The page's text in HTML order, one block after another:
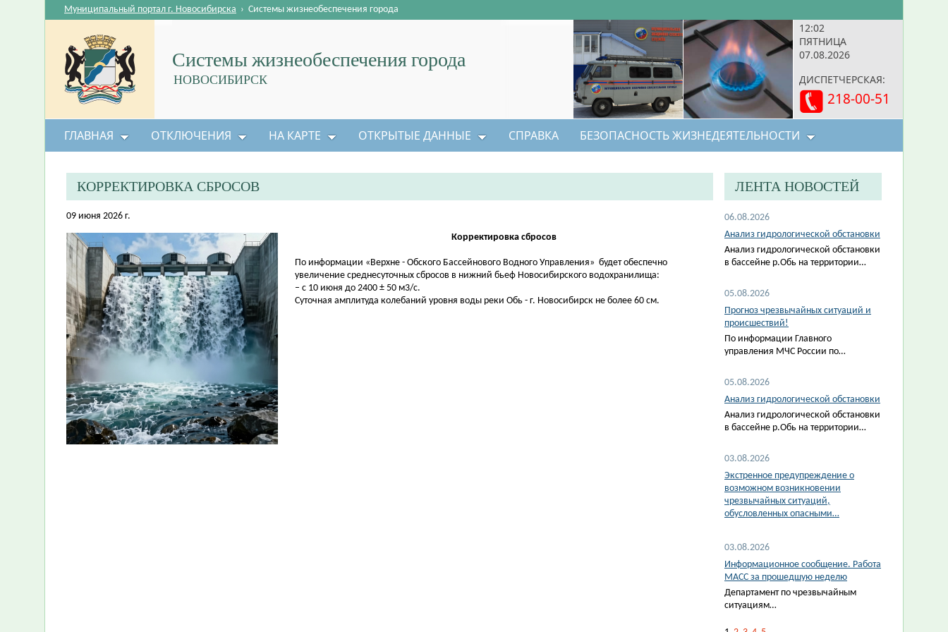
12:02
ПЯТНИЦА
07.08.2026
ДИСПЕТЧЕРСКАЯ:
218-00-51
Системы жизнеобеспечения города
НОВОСИБИРСК
Муниципальный портал г. Новосибирска › Системы жизнеобеспечения города
ГЛАВНАЯ ОТКЛЮЧЕНИЯ НА КАРТЕ ОТКРЫТЫЕ ДАННЫЕ СПРАВКА БЕЗОПАСНОСТЬ ЖИЗНЕДЕЯТЕЛЬНОСТИ
КОРРЕКТИРОВКА СБРОСОВ
09 июня 2026 г.
Корректировка сбросов
По информации «Верхне - Обского Бассейнового Водного Управления» будет обеспечно
увеличение среднесуточных сбросов в нижний бьеф Новосибирского водохранилища:
– с 10 июня до 2400 ± 50 м3/с.
Суточная амплитуда колебаний уровня воды реки Обь - г. Новосибирск не более 60 см.
ЛЕНТА НОВОСТЕЙ
06.08.2026
Анализ гидрологической обстановки
Анализ гидрологической обстановки
в бассейне р.Обь на территории…
05.08.2026
Прогноз чрезвычайных ситуаций и
происшествий!
По информации Главного
управления МЧС России по…
05.08.2026
Анализ гидрологической обстановки
Анализ гидрологической обстановки
в бассейне р.Обь на территории…
03.08.2026
Экстренное предупреждение о
возможном возникновении
чрезвычайных ситуаций,
обусловленных опасными…
03.08.2026
Информационное сообщение. Работа
МАСС за прошедшую неделю
Департамент по чрезвычайным
ситуациям…